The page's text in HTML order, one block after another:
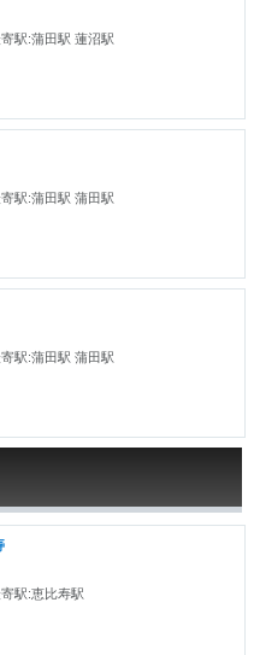
駅:蒲田駅 蓮沼駅
駅:蒲田駅 蒲田駅
駅:蒲田駅 蒲田駅
駅:恵比寿駅